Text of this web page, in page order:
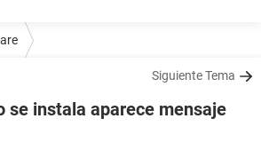
Siguiente Tema
se instala aparece mensaje